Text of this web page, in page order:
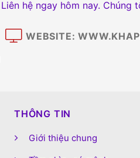
Liên hệ ngay hôm nay. Chúng
WEBSITE:
THÔNG TIN
Giới thiệu chung